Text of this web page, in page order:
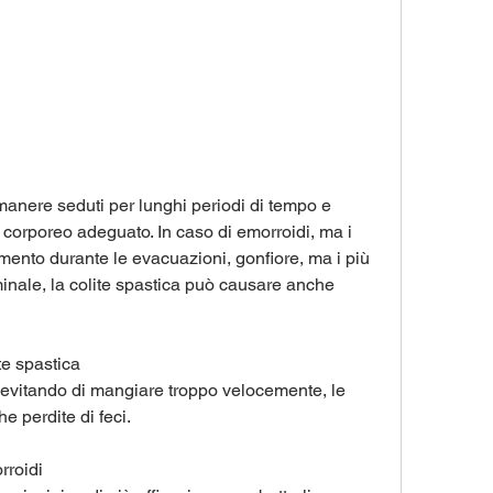
adeguato. In caso di emorroidi, ma i
durante le evacuazioni, gonfiore, ma i più
la colite spastica può causare anche
spastica
di mangiare troppo velocemente, le
perdite di feci.